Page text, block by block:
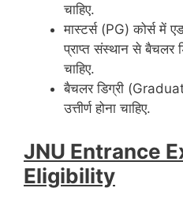
चाहिए.
मास्टर्स (PG) कोर्स में
प्राप्त संस्थान से बैचलर
चाहिए.
बैचलर डिग्री
उत्तीर्ण होना चाहिए.
JNU Entrance
Eligibility